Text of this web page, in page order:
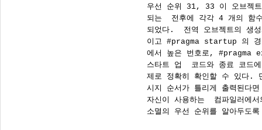
우선 순위 31, 33 이 오브젝트
되는  전후에 각각 4 개의 함
되었다.  전역 오브젝트의 생
이고 #pragma startup 의 경
에서 높은 번호로, #pragma
스타트 업  코드와 종료 코드
제로 정확히 확인할 수 있다.
시지 순서가 틀리게 출력된다
자신이 사용하는  컴파일러에
소멸의 우선 순위를 알아두도록